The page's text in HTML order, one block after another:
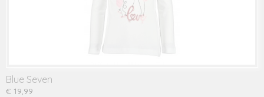
Blue Seven
€ 19,99